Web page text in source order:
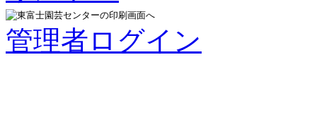
管理者ログイン